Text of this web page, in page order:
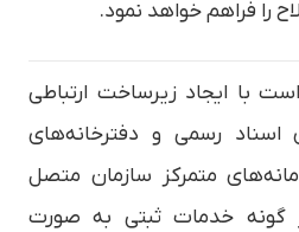
را فراهم خواهد نمود.
با ایجاد زیرساخت ارتباطی
اسناد رسمی و دفترخانه‌های
متمرکز سازمان متصل
گونه خدمات ثبتی به صورت